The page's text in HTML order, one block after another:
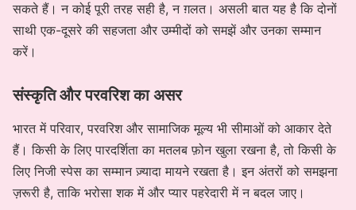
सकते हैं। न कोई पूरी तरह सही है, न ग़लत। असली बात यह है कि दोनों
साथी एक-दूसरे की सहजता और उम्मीदों को समझें और उनका सम्मान
करें।
संस्कृति और परवरिश का असर
भारत में परिवार, परवरिश और सामाजिक मूल्य भी सीमाओं को आकार देते
हैं। किसी के लिए पारदर्शिता का मतलब फ़ोन खुला रखना है, तो किसी के
लिए निजी स्पेस का सम्मान ज़्यादा मायने रखता है। इन अंतरों को समझना
ज़रूरी है, ताकि भरोसा शक में और प्यार पहरेदारी में न बदल जाए।